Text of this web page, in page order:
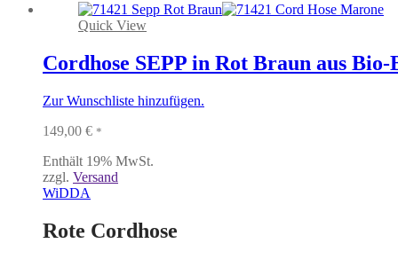
Die
auf
der
gewählt
Quick View
Cordhose SEPP in Rot Braun aus Bio-
Zur Wunschliste hinzufügen.
149,00 € *
Enthält 19% MwSt.
zzgl. Versand
WiDDA
Rote Cordhose